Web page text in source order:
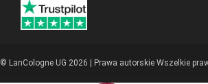
© LanCologne UG 2026 | Prawa autorskie Wszelkie